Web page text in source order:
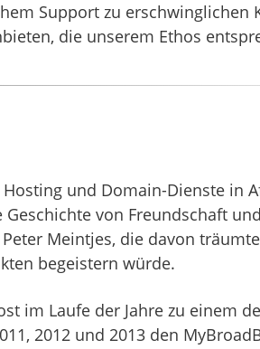
Support zu erschwinglichen
die unserem Ethos
und Domain-Dienste in
von Freundschaft
Meintjes, die davon
begeistern würde.
im Laufe der Jahre zu einem
2012 und 2013 den